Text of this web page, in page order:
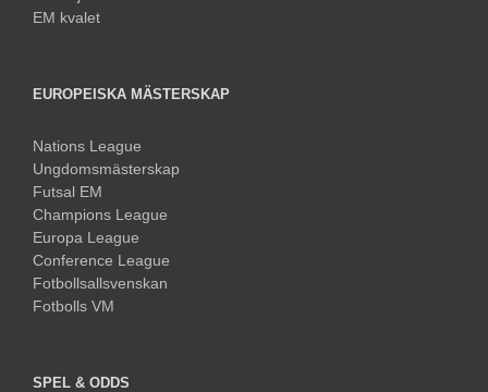
EM kvalet
EUROPEISKA MÄSTERSKAP
Nations League
Ungdomsmästerskap
Futsal EM
Champions League
Europa League
Conference League
Fotbollsallsvenskan
Fotbolls VM
SPEL & ODDS